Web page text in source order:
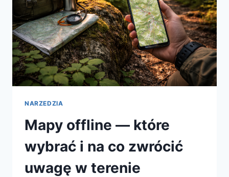
I
NIE
ZGUBIĆ
TRASY
NARZEDZIA
Mapy offline — które
wybrać i na co zwrócić
uwagę w terenie